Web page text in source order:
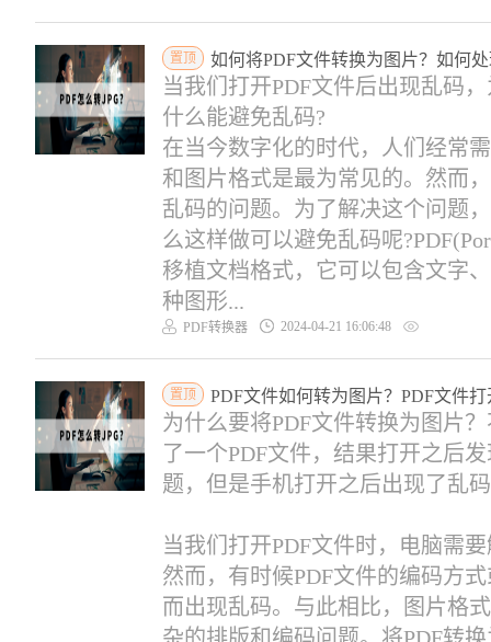
置顶 如何将PDF文件转换为图片？如何
当我们打开PDF文件后出现乱码
什么能避免乱码?
在当今数字化的时代，人们经常
和图片格式是最为常见的。然而
乱码的问题。为了解决这个问题
么这样做可以避免乱码呢
移植文档格式，它可以包含文字
种图形...
PDF转换器 2024-04-21 16:06:48
置顶 PDF文件如何转为图片？PDF文件
为什么要将PDF文件转换为图片
了一个PDF文件，结果打开之后
题，但是手机打开之后出现了乱
当我们打开PDF文件时，电脑需
然而，有时候PDF文件的编码方
而出现乱码。与此相比，图片格